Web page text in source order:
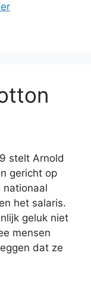
stelt Arnold
gericht op
nationaal
het salaris.
geluk niet
mensen
dat ze